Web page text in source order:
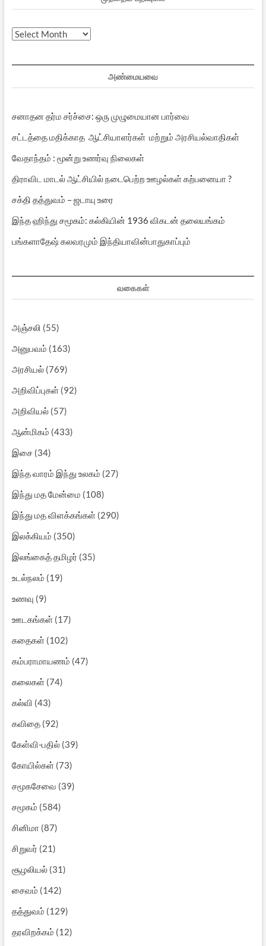
முந்தைய
அண்மையவை
சனாதன தர்ம சர்ச்சை: ஒரு முழுமையான பார்வை
சட்டத்தை மதிக்காத ஆட்சியாளர்கள் மற்றும் அரசியல்வாதிகள்
வேதாந்தம் : மூன்று உணர்வு நிலைகள்
திராவிட மாடல் ஆட்சியில் நடைபெற்ற ஊழல்கள் கற்பனையா ?
சக்தி தத்துவம் – ஜடாயு உரை
இந்த ஹிந்து சமூகம்: கல்கியின் 1936 விகடன் தலையங்கம்
பங்களாதேஷ் கலவரமும் இந்தியாவின்பாதுகாப்பும்
வகைகள்
அஞ்சலி (55)
அனுபவம் (163)
அரசியல்(769)
அறிவிப்புகள்(92)
அறிவியல்(57)
ஆன்மிகம் (433)
இசை(34)
இந்த வாரம் இந்து உலகம் (27)
இந்து மத மேன்மை (108)
இந்து மத விளக்கங்கள்(290)
இலக்கியம் (350)
இலங்கைத் தமிழர் (35)
உடல்நலம் (19)
உணவு (9)
ஊடகங்கள்(17)
கதைகள்(102)
கம்பராமாயணம் (47)
கலைகள்(74)
கல்வி (43)
கவிதை(92)
கேள்வி-பதில்(39)
கோயில்கள்(73)
சமூகசேவை (39)
சமூகம் (584)
சினிமா (87)
சிறுவர் (21)
சூழலியல்(31)
சைவம் (142)
தத்துவம் (129)
தரவிறக்கம் (12)